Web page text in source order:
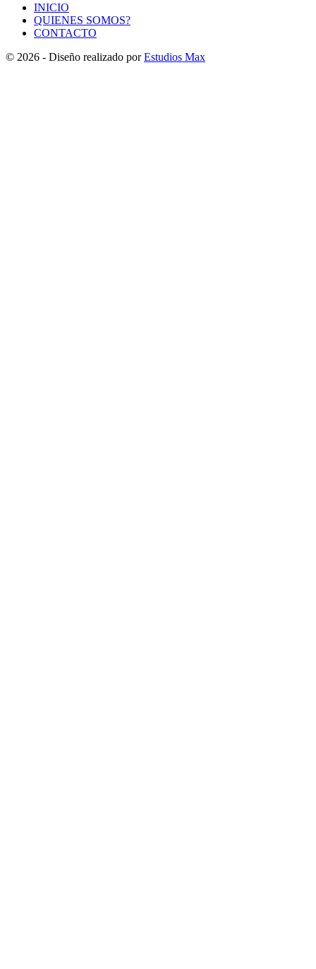
INICIO
QUIENES SOMOS?
CONTACTO
© 2026 - Diseño realizado porEstudios Max